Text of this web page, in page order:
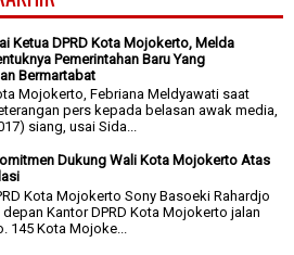
Ketua DPRD Kota Mojokerto, Melda
Pemerintahan Baru Yang
Bermartabat
Mojokerto, Febriana Meldyawati saat
pers kepada belasan awak media,
siang, usai Sida...
Dukung Wali Kota Mojokerto Atas
Kota Mojokerto Sony Basoeki Rahardjo
Kantor DPRD Kota Mojokerto jalan
145 Kota Mojoke...